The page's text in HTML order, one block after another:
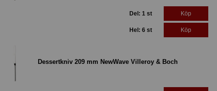
Del: 1 st Köp
Hel: 6 st Köp
Dessertkniv 209 mm NewWave Villeroy & Boch